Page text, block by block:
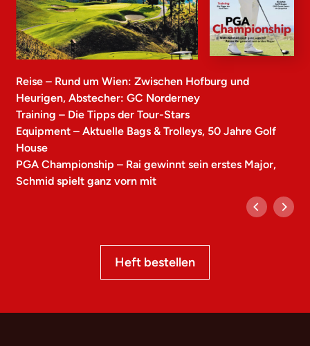
Reise – Rund um Wien: Zwischen Hofburg und
Heurigen, Abstecher: GC Norderney
Training – Die Tipps der Tour-Stars
Equipment – Aktuelle Bags & Trolleys, 50 Jahre Golf
House
PGA Championship – Rai gewinnt sein erstes Major,
Schmid spielt ganz vorn mit
Heft bestellen